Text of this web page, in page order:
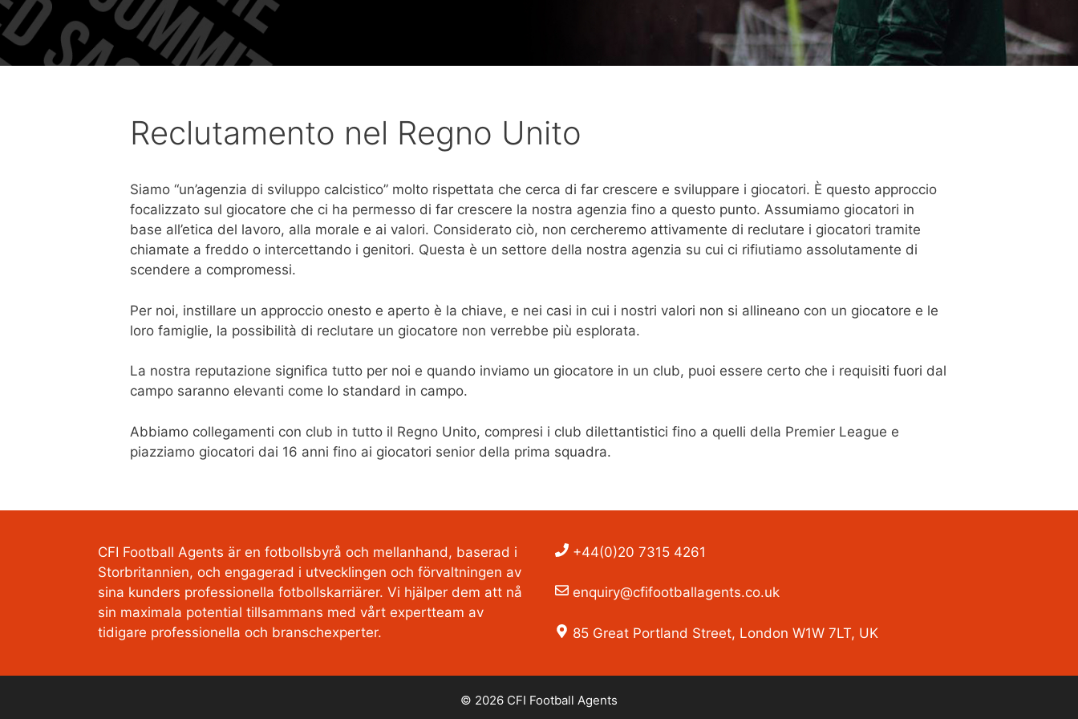
Reclutamento nel Regno Unito
Siamo “un’agenzia di sviluppo calcistico” molto rispettata che cerca di far crescere e sviluppare i giocatori. È questo approccio
focalizzato sul giocatore che ci ha permesso di far crescere la nostra agenzia fino a questo punto. Assumiamo giocatori in
base all’etica del lavoro, alla morale e ai valori. Considerato ciò, non cercheremo attivamente di reclutare i giocatori tramite
chiamate a freddo o intercettando i genitori. Questa è un settore della nostra agenzia su cui ci rifiutiamo assolutamente di
scendere a compromessi.
Per noi, instillare un approccio onesto e aperto è la chiave, e nei casi in cui i nostri valori non si allineano con un giocatore e le
loro famiglie, la possibilità di reclutare un giocatore non verrebbe più esplorata.
La nostra reputazione significa tutto per noi e quando inviamo un giocatore in un club, puoi essere certo che i requisiti fuori dal
campo saranno elevanti come lo standard in campo.
Abbiamo collegamenti con club in tutto il Regno Unito, compresi i club dilettantistici fino a quelli della Premier League e
piazziamo giocatori dai 16 anni fino ai giocatori senior della prima squadra.
CFI Football Agents är en fotbollsbyrå och mellanhand, baserad i
Storbritannien, och engagerad i utvecklingen och förvaltningen av
sina kunders professionella fotbollskarriärer. Vi hjälper dem att nå
sin maximala potential tillsammans med vårt expertteam av
tidigare professionella och branschexperter.
+44(0)20 7315 4261
enquiry@cfifootballagents.co.uk
85 Great Portland Street, London W1W 7LT, UK
© 2026 CFI Football Agents